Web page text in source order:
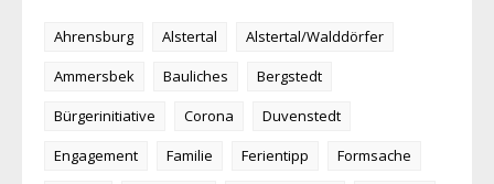
Ahrensburg Alstertal
Alstertal/Walddörfer
Ammersbek
Bauliches
Bergstedt
Bürgerinitiative
Corona
Duvenstedt
Engagement
Familie Ferientipp
Formsache